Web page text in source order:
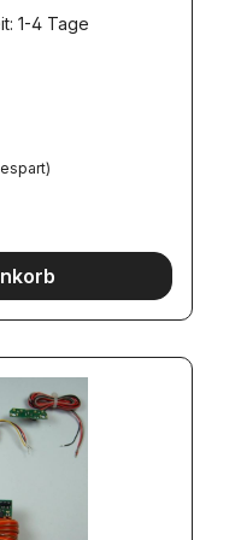
Zugfahrzeug an
3Motorstützen
lassen
sich die Funktionen
1-4 Tage